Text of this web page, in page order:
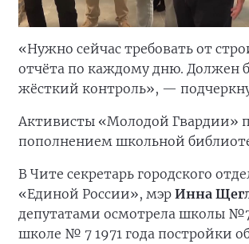
«Нужно сейчас требовать от
отчёта по каждому дню. Должен
жёсткий контроль», —
Активисты «Молодой Гвардии»
пополнением школьной
В Чите секретарь городского
«Единой России», мэр Инна
депутатами осмотрела школы
школе № 7 1971 года постройки